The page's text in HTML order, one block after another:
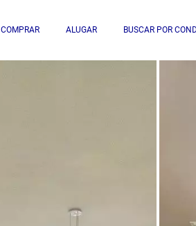
COMPRAR ALUGAR BUSCAR POR